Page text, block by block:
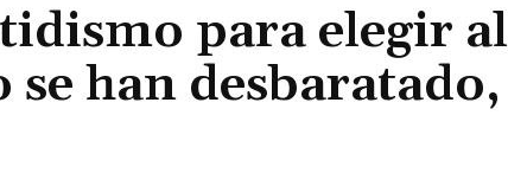
para elegir al
han desbaratado,